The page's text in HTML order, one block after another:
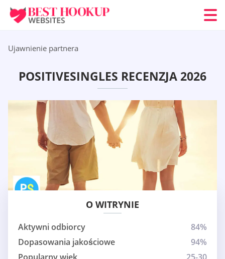
Ujawnienie partnera
POSITIVESINGLES RECENZJA 2026
O WITRYNIE
Aktywni odbiorcy
84%
Dopasowania jakościowe
94%